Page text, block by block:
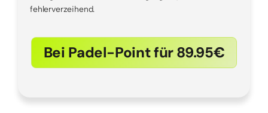
fehlerverzeihend.
Bei Padel-Point für 89.95€